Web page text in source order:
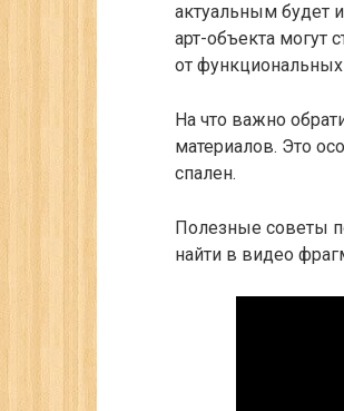
актуальным будет
арт-объекта могут
от
На что важно
материалов. Это
спален.
Полезные советы
найти в видео